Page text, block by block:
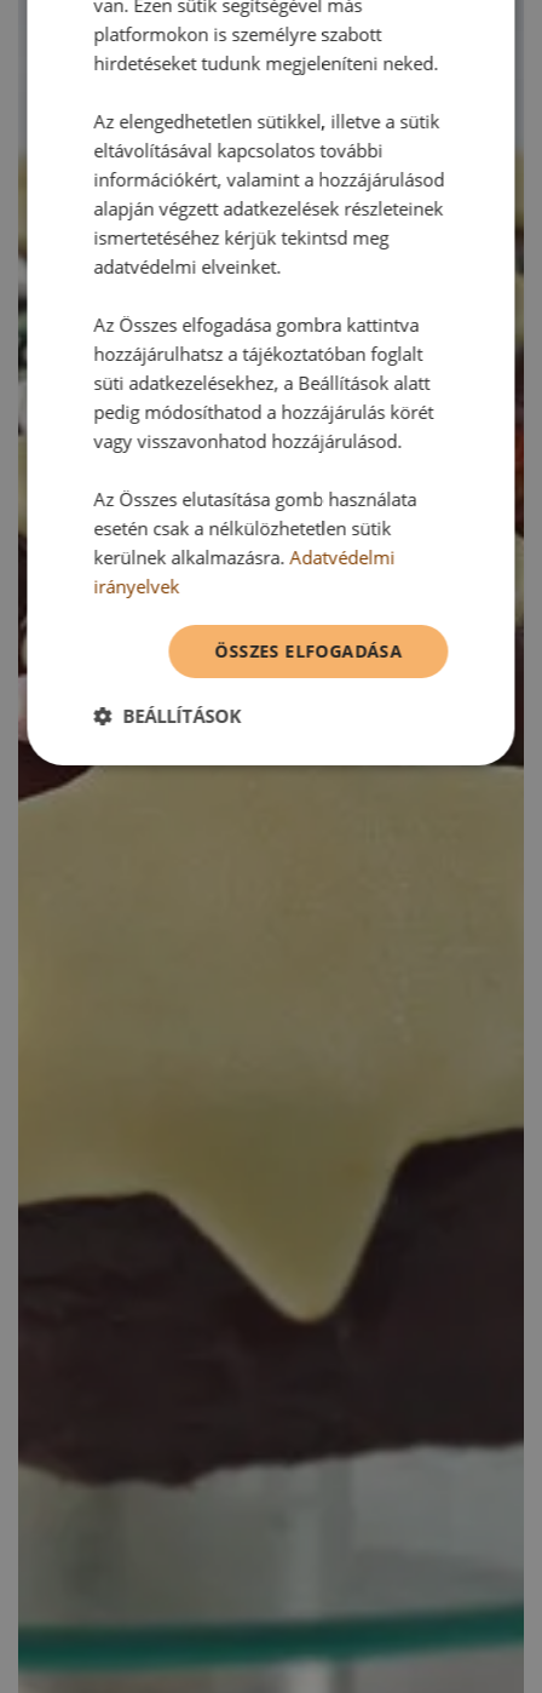
platformokon is személyre szabott
hirdetéseket tudunk megjeleníteni neked.
Az elengedhetetlen sütikkel, illetve a sütik
eltávolításával kapcsolatos további
információkért, valamint a hozzájárulásod
alapján végzett adatkezelések részleteinek
ismertetéséhez kérjük tekintsd meg
adatvédelmi elveinket.
Az Összes elfogadása gombra kattintva
hozzájárulhatsz a tájékoztatóban foglalt
süti adatkezelésekhez, a Beállítások alatt
pedig módosíthatod a hozzájárulás körét
vagy visszavonhatod hozzájárulásod.
Az Összes elutasítása gomb használata
esetén csak a nélkülözhetetlen sütik
kerülnek alkalmazásra.Adatvédelmi
irányelvek
ÖSSZES ELFOGADÁSA
BEÁLLÍTÁSOK